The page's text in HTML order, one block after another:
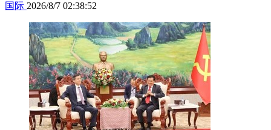
国际 2026/8/7 02:38:52